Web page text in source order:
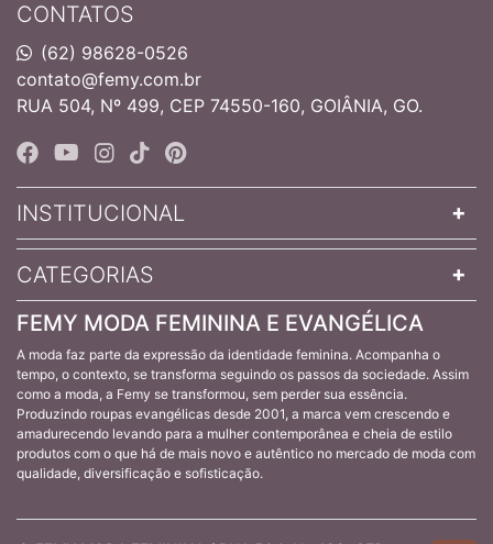
CONTATOS
(62) 98628-0526
contato@femy.com.br
RUA 504, Nº 499, CEP 74550-160, GOIÂNIA, GO.
INSTITUCIONAL
CATEGORIAS
FEMY MODA FEMININA E EVANGÉLICA
A moda faz parte da expressão da identidade feminina. Acompanha o
tempo, o contexto, se transforma seguindo os passos da sociedade. Assim
como a moda, a Femy se transformou, sem perder sua essência.
Produzindo roupas evangélicas desde 2001, a marca vem crescendo e
amadurecendo levando para a mulher contemporânea e cheia de estilo
produtos com o que há de mais novo e autêntico no mercado de moda com
qualidade, diversificação e sofisticação.